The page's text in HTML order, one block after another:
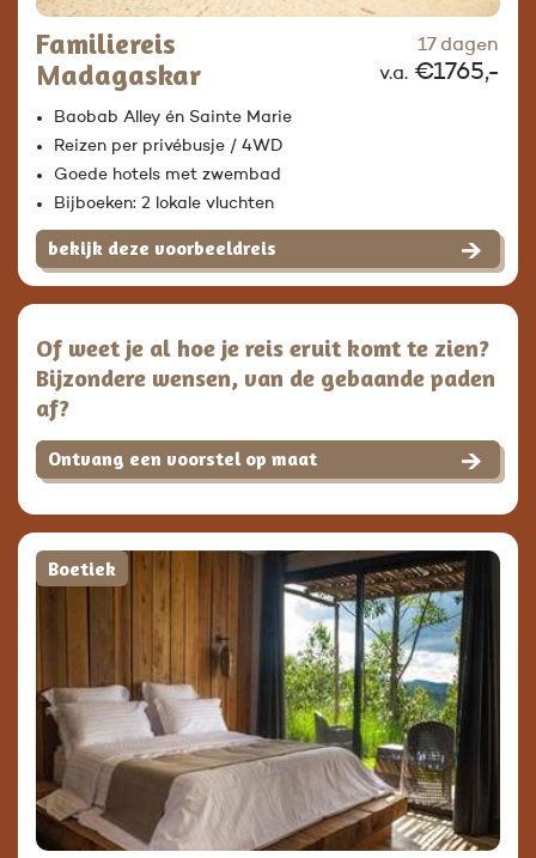
Familiereis
Madagaskar
17 dagen
v.a. €1765,-
Baobab Alley én Sainte Marie
Reizen per privébusje / 4WD
Goede hotels met zwembad
Bijboeken: 2 lokale vluchten
bekijk deze voorbeeldreis
Of weet je al hoe je reis eruit komt te zien?
Bijzondere wensen, van de gebaande paden
af?
Ontvang een voorstel op maat
Boetiek